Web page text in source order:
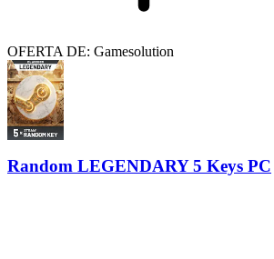
OFERTA DE: Gamesolution
Random LEGENDARY 5 Keys PC